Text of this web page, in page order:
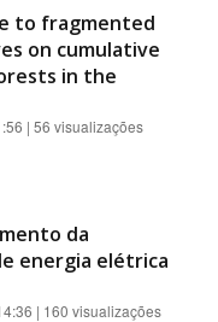
to fragmented
on cumulative
in the
| 56 visualizações
da
energia elétrica
| 160 visualizações